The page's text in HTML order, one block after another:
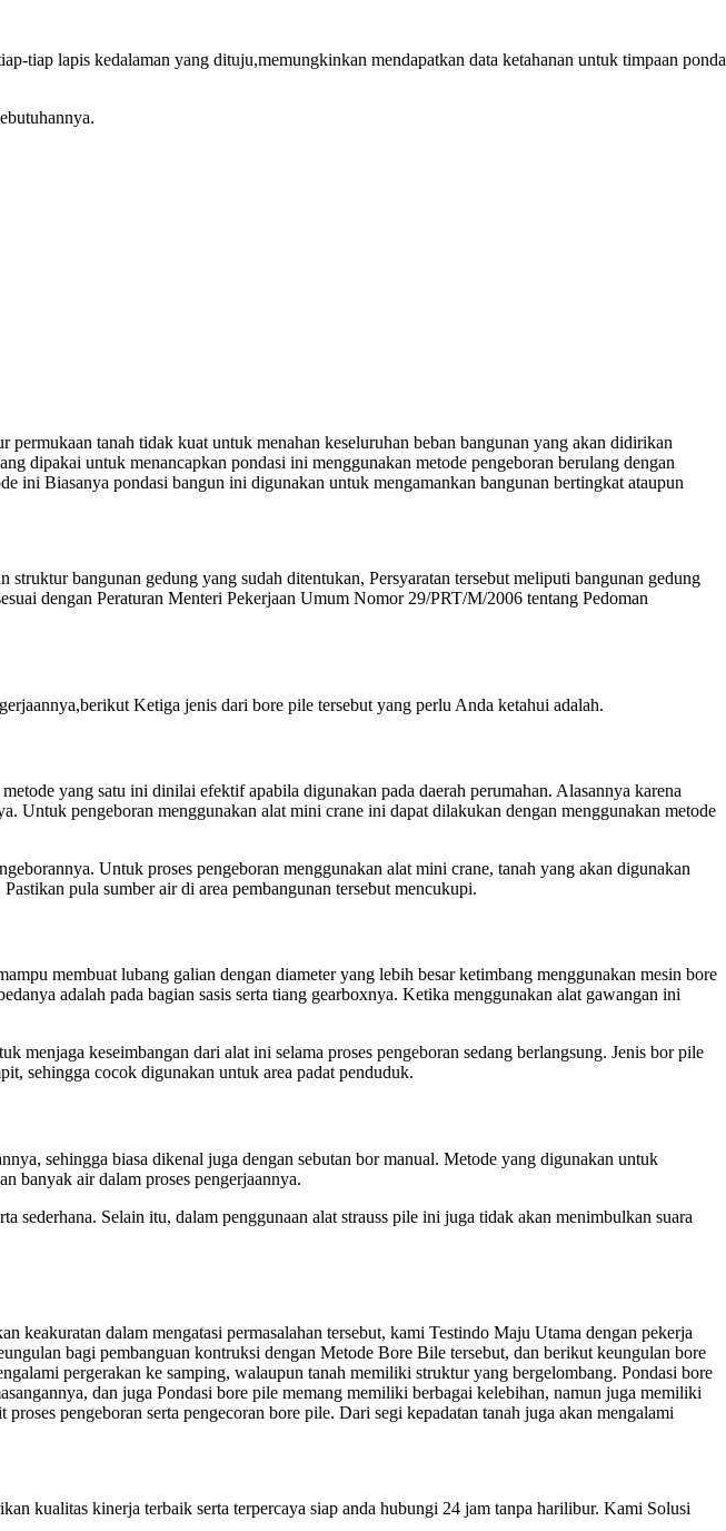
tiap lapis kedalaman yang dituju,memungkinkan mendapatkan data ketahanan untuk timpaan
tanah tidak kuat untuk menahan keseluruhan beban bangunan yang akan didirikan
dipakai untuk menancapkan pondasi ini menggunakan metode pengeboran berulang dengan
ini Biasanya pondasi bangun ini digunakan untuk mengamankan bangunan bertingkat ataupun
bangunan gedung yang sudah ditentukan, Persyaratan tersebut meliputi bangunan gedung
dengan Peraturan Menteri Pekerjaan Umum Nomor 29/PRT/M/2006 tentang Pedoman
Ketiga jenis dari bore pile tersebut yang perlu Anda ketahui adalah.
yang satu ini dinilai efektif apabila digunakan pada daerah perumahan. Alasannya karena
Untuk pengeboran menggunakan alat mini crane ini dapat dilakukan dengan menggunakan metode
Untuk proses pengeboran menggunakan alat mini crane, tanah yang akan digunakan
pula sumber air di area pembangunan tersebut mencukupi.
membuat lubang galian dengan diameter yang lebih besar ketimbang menggunakan mesin bore
adalah pada bagian sasis serta tiang gearboxnya. Ketika menggunakan alat gawangan ini
keseimbangan dari alat ini selama proses pengeboran sedang berlangsung. Jenis bor pile
sehingga cocok digunakan untuk area padat penduduk.
sehingga biasa dikenal juga dengan sebutan bor manual. Metode yang digunakan untuk
banyak air dalam proses pengerjaannya.
Selain itu, dalam penggunaan alat strauss pile ini juga tidak akan menimbulkan suara
dalam mengatasi permasalahan tersebut, kami Testindo Maju Utama dengan pekerja
bagi pembanguan kontruksi dengan Metode Bore Bile tersebut, dan berikut keungulan bore
pergerakan ke samping, walaupun tanah memiliki struktur yang bergelombang. Pondasi bore
dan juga Pondasi bore pile memang memiliki berbagai kelebihan, namun juga memiliki
pengeboran serta pengecoran bore pile. Dari segi kepadatan tanah juga akan mengalami
kualitas kinerja terbaik serta terpercaya siap anda hubungi 24 jam tanpa harilibur. Kami Solusi